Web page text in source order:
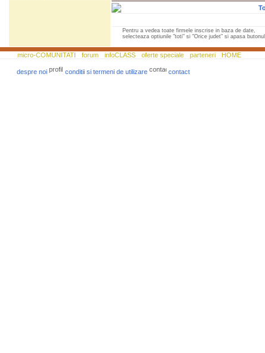
Pentru a vedea toate firmele inscrise in baza de date,
selecteaza optiunile "toti" si "Orice judet" si apasa butonul
micro-COMUNITATI forum infoCLASS oferte speciale parteneri HOME
despre noi conditii si termeni de utilizare contact